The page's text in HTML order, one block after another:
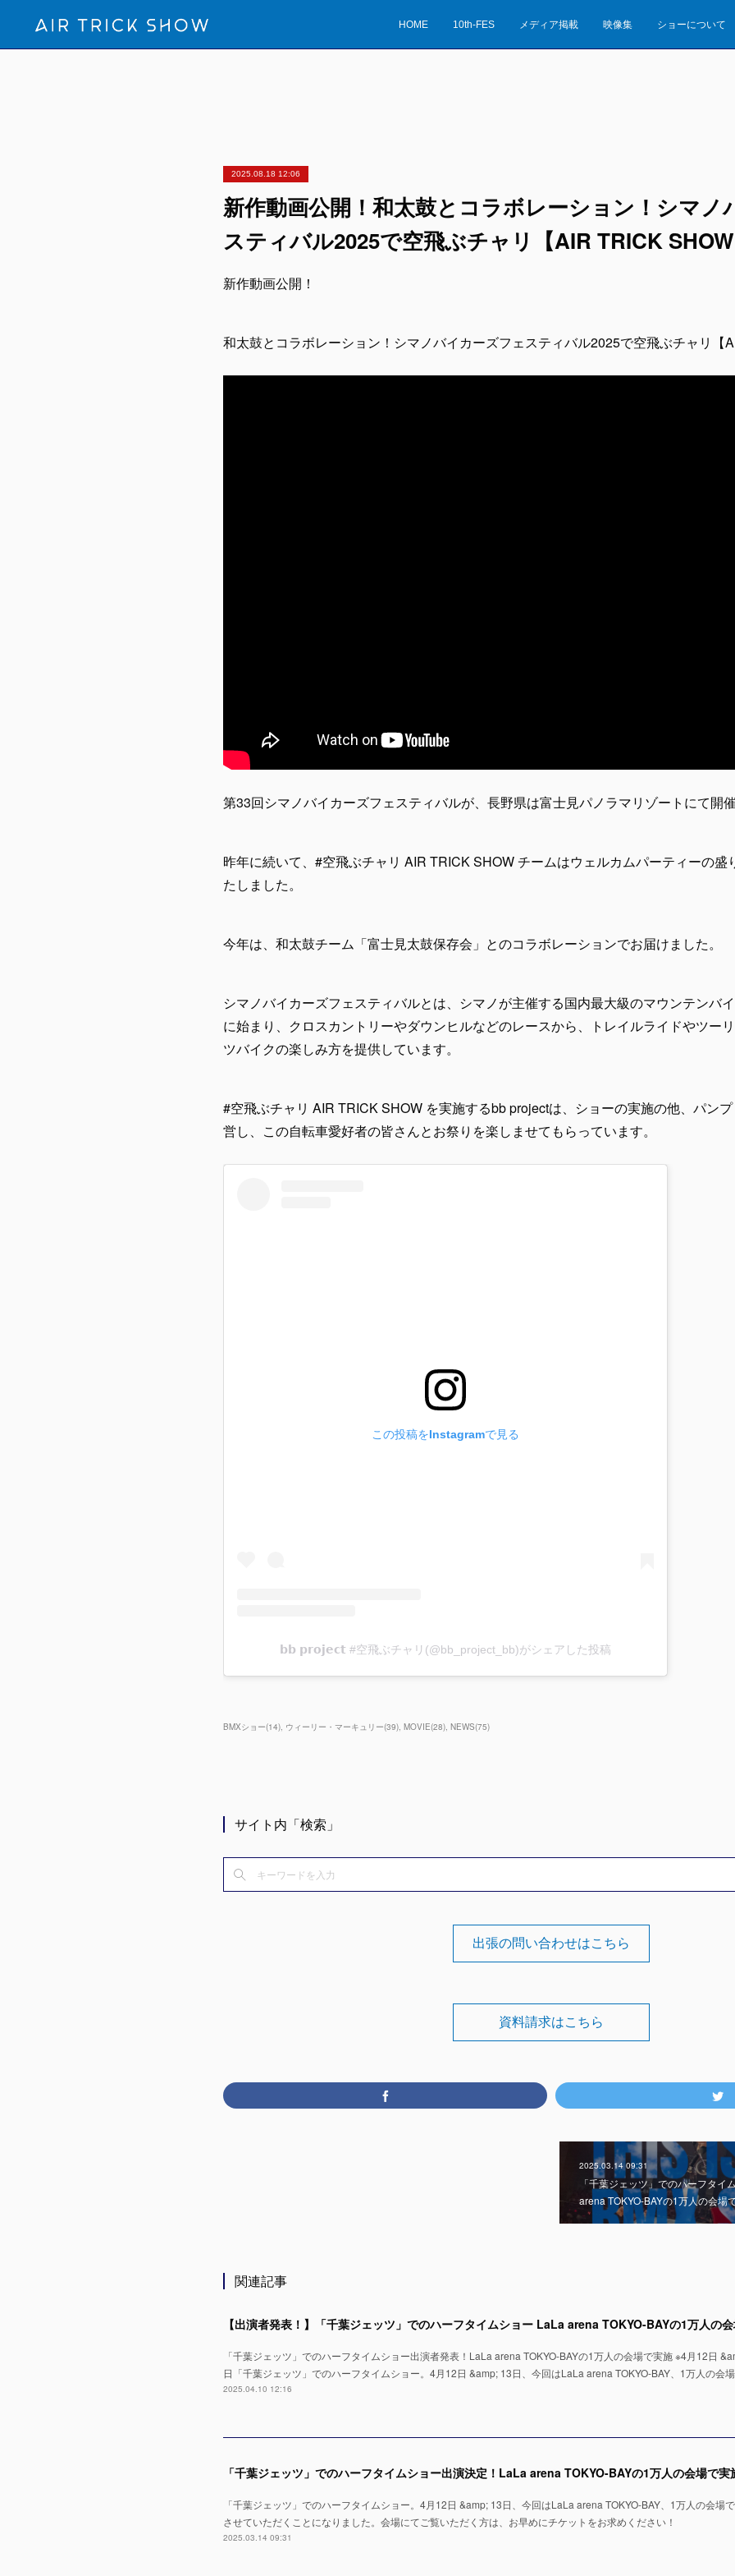
HOME 10th-FES メディア掲載 映像集 ショーについて
2025.08.18 12:06
新作動画公開！和太鼓とコラボレーション！シマノ
スティバル2025で空飛ぶチャリ【AIR TRICK SHOW
新作動画公開！
和太鼓とコラボレーション！シマノバイカーズフェスティバル2025で空飛ぶチャリ【
第33回シマノバイカーズフェスティバルが、長野県は富士見パノラマリゾートにて開催
昨年に続いて、#空飛ぶチャリ AIR TRICK SHOW チームはウェルカムパーティーの盛
たしました。
今年は、和太鼓チーム「富士見太鼓保存会」とのコラボレーションでお届けました。
シマノバイカーズフェスティバルとは、シマノが主催する国内最大級のマウンテンバ
に始まり、クロスカントリーやダウンヒルなどのレースから、トレイルライドやツー
ツバイクの楽しみ方を提供しています。
#空飛ぶチャリ AIR TRICK SHOW を実施するbb projectは、ショーの実施の他、パン
営し、この自転車愛好者の皆さんとお祭りを楽しませてもらっています。
BMXショー(14) ウィーリー・マーキュリー(39) MOVIE(28) NEWS(75)
サイト内「検索」
出張の問い合わせはこちら
資料請求はこちら
2025.03.14 09:31
「千葉ジェッツ」でのハーフタイ
arena TOKYO-BAYの1万人の会場
関連記事
「千葉ジェッツ」でのハーフタイムショー出演者発表！LaLa arena TOKYO-BAYの1万人の会場で実施 ※4月12日
日「千葉ジェッツ」でのハーフタイムショー。4月12日 &amp; 13日、今回はLaLa arena TOKYO-BAY、1万人の会
2025.04.10 12:16
「千葉ジェッツ」でのハーフタイムショー。4月12日 &amp; 13日、今回はLaLa arena TOKYO-BAY、1万人の会場
させていただくことになりました。会場にてご覧いただく方は、お早めにチケットをお求めください！
2025.03.14 09:31